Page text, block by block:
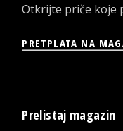
Otkrijte priče koje
PRETPLATA NA
Prelistaj magazin